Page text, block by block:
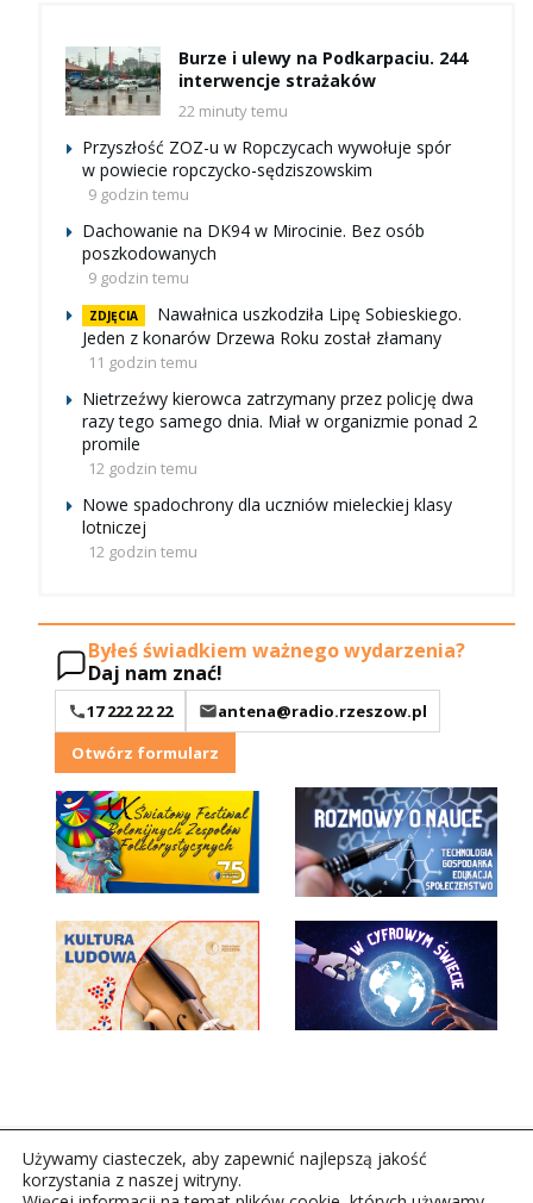
Burze i ulewy na Podkarpaciu. 244
interwencje strażaków
22 minuty temu
Przyszłość ZOZ-u w Ropczycach wywołuje spór
w powiecie ropczycko-sędziszowskim
9 godzin temu
Dachowanie na DK94 w Mirocinie. Bez osób
poszkodowanych
9 godzin temu
ZDJĘCIA
Nawałnica uszkodziła Lipę Sobieskiego.
Jeden z konarów Drzewa Roku został złamany
11 godzin temu
Nietrzeźwy kierowca zatrzymany przez policję dwa
razy tego samego dnia. Miał w organizmie ponad 2
promile
12 godzin temu
Nowe spadochrony dla uczniów mieleckiej klasy
lotniczej
12 godzin temu
Byłeś świadkiem ważnego wydarzenia?
Daj nam znać!
17 222 22 22
antena@radio.rzeszow.pl
Otwórz formularz
Używamy ciasteczek, aby zapewnić najlepszą jakość
korzystania z naszej witryny.